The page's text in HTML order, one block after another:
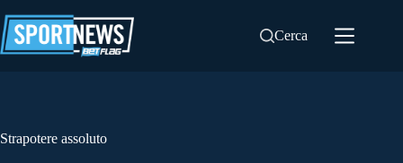
al
contenuto
Cerca
Strapotere assoluto